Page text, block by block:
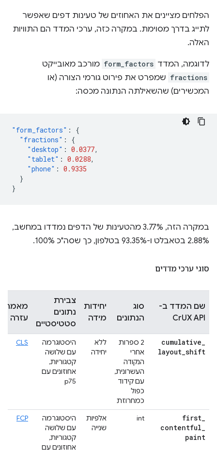
הפלחים מציינים את האחוזים של טעינות דפים שאפשר
לתייג בדרך מסוימת. במקרה כזה, ערכי המדד הם התוויות
האלה.
לדוגמה, המדד form_factors מורכב מאובייקט
fractions שמפרט את פירוט גורמי הצורה (או
המכשירים) שהשאילתה הנתונה מכסה:
"form_factors" :
{
"fractions" :
{
"desktop" : 0.0377,
"tablet" : 0.0288,
"phone" : 0.9335
}
}
במקרה הזה, 3.77% מהטעינות של הדפים נמדדו במחשב,
2.88% בטאבלט ו-93.35% בטלפון, כך שסה"כ 100%.
סוגי ערכי מדדים
שם המדד ב-
CrUX API
סוג
הנתונים
יחידות
מידה
צבירת
נתונים
סטטיסטיים
מאמרי
עזרה
cumulative_
layout_shift
2 ספרות
אחרי
הנקודה
העשרונית,
עם קידוד
כפול
כמחרוזת
ללא
יחידה
היסטוגרמה
עם שלושה
קטגוריות,
אחוזונים עם
p75
CLS
first_
contentful_
paint
int
אלפיות
שנייה
היסטוגרמה
עם שלושה
קטגוריות,
אחוזונים עם
FCP